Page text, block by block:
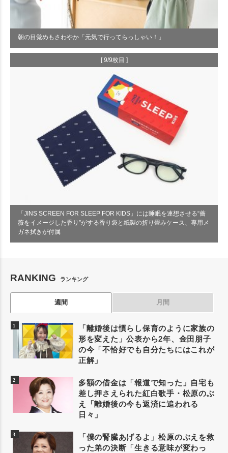
朝の目覚めもさわやか「元気で行ってらっしゃい！」
[ 9/9枚目 ]
「JINS SCREEN FOR SLEEP FOR KIDS」には睡眠を連想させる“薔
薇をイメージした香り”がする香り袋と紙製の折り畳みケース、専用メ
ガネ拭きが付属
RANKING ランキング
週間 月間
「離婚後は慣らし保育のように家族の
形を変えた」公表から2年、金田朋子
の今「不恰好でも自分たちにはこれが
正解」
多額の借金は「報道で知った」自宅も
差し押さえられた紅白歌手・松原のぶ
え「離婚後の今も返済に追われる
日々」
「僕の腎臓あげるよ」松原のぶえを救
った弟の決断「生きる意味が変わっ